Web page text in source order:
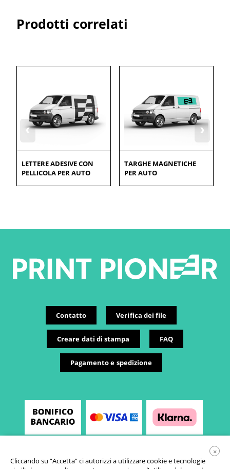
Prodotti correlati
‹ ›
LETTERE ADESIVE CON
PELLICOLA PER AUTO
TARGHE MAGNETICHE
PER AUTO
Contatto Verifica dei file
Creare dati di stampa FAQ
Pagamento e spedizione
×
Cliccando su “Accetta” ci autorizzi a utilizzare cookie e tecnologie